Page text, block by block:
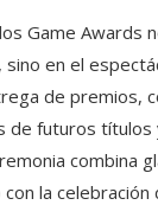
Game Awards
sino en el
de premios,
de futuros
combina
la celebración